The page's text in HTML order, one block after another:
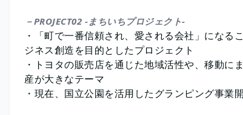
－PROJECT02 -まちいちプロジェクト-
・「町で一番信頼され、愛される会社」にな
ジネス創造を目的としたプロジェクト
・トヨタの販売店を通じた地域活性や、移動
産が大きなテーマ
・現在、国立公園を活用したグランピング事